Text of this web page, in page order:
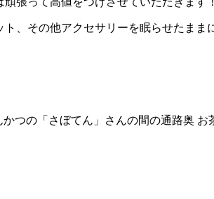
、その他アクセサリーを眠らせたまま
つの「さぼてん」さんの間の通路奥 お